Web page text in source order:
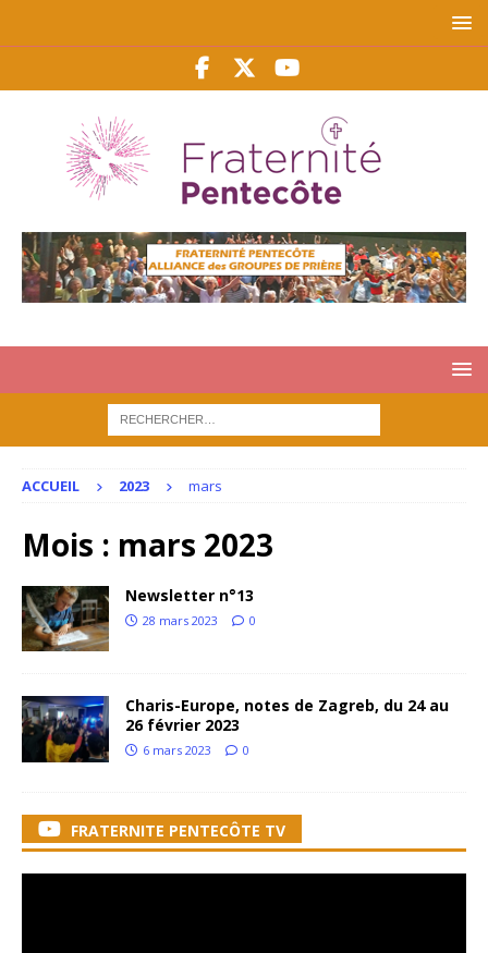
ACCUEIL 2023 mars
Mois : mars 2023
Newsletter n°13
28 mars 2023 0
Charis-Europe, notes de Zagreb, du 24 au
26 février 2023
6 mars 2023 0
FRATERNITE PENTECÔTE TV